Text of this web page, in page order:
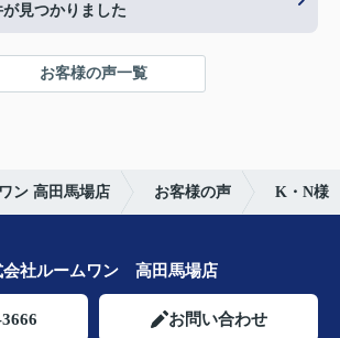
見つかりました
お客様の声一覧
ン 高田馬場店 お客様の声 K・N様
会社ルームワン 高田馬場店
お問い合わせ